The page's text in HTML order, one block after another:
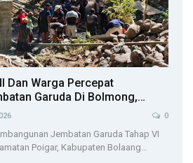
Dan Warga Percepat
Garuda Di Bolmong,…
0
Jembatan Garuda Tahap VI
Poigar, Kabupaten Bolaang…